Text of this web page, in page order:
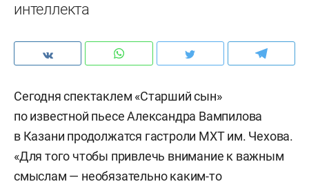
интеллекта
Сегодня спектаклем «Старший сын»
по известной пьесе Александра Вампилова
в Казани продолжатся гастроли МХТ им. Чехова.
«Для того чтобы привлечь внимание к важным
смыслам — необязательно каким-то